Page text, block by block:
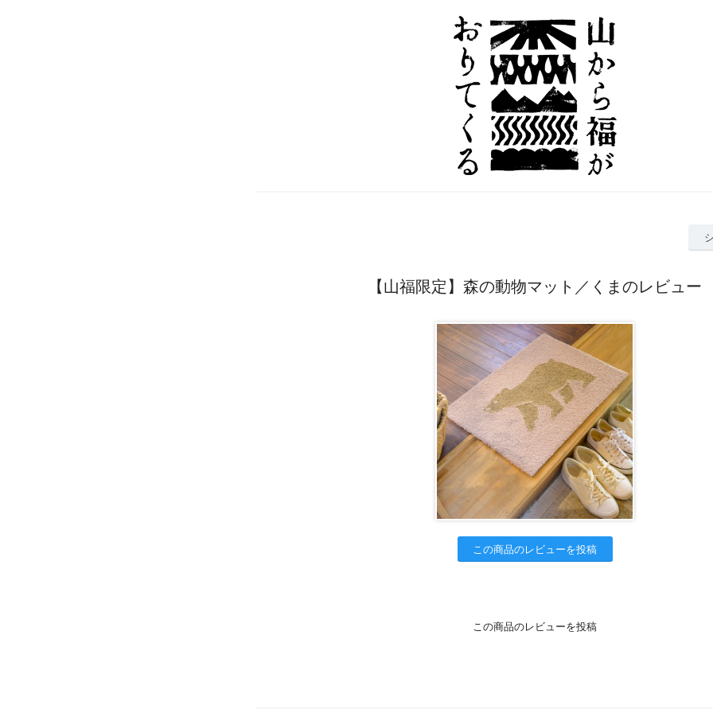
【山福限定】森の動物マット／くまのレビュー
この商品のレビューを投稿
この商品のレビューを投稿